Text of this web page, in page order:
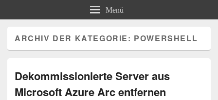
Menü
ARCHIV DER KATEGORIE: POWERSHELL
Dekommissionierte Server aus
Microsoft Azure Arc entfernen